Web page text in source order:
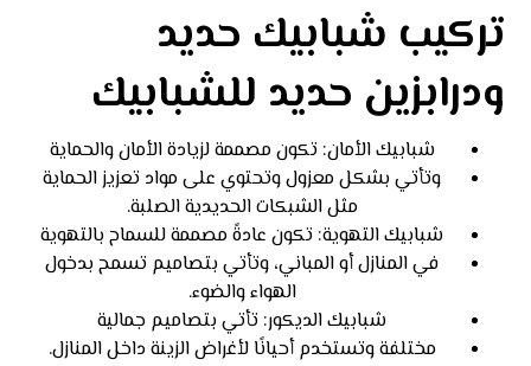
تركيب شبابيك حديد
ودرابزين حديد للشبابيك
شبابيك الأمان: تكون مصممة لزيادة الأمان والحماية
وتأتي بشكل معزول وتحتوي على مواد تعزيز الحماية
مثل الشبكات الحديدية الصلبة.
شبابيك التهوية: تكون عادةً مصممة للسماح بالتهوية
في المنازل أو المباني، وتأتي بتصاميم تسمح بدخول
الهواء والضوء.
شبابيك الديكور: تأتي بتصاميم جمالية
مختلفة وتستخدم أحيانًا لأغراض الزينة داخل المنازل.